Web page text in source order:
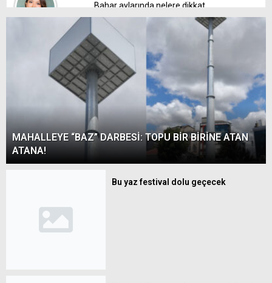
Bahar aylarında nelere dikkat
etmeliyiz?
İbrahim Sevinç
Süper Lig'de kritik haftalara
girilirken...
Semra Mutlu
MAHALLEYE “BAZ” DARBESİ: TOPU BİR BİRİNE ATAN
ATANA!
Bu yaz festival dolu geçecek